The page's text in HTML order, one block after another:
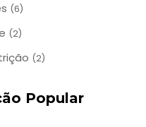
(6)
(2)
(2)
Popular